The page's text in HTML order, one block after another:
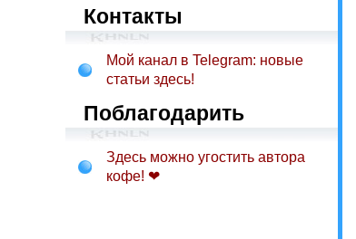
Контакты
Мой канал в Telegram: новые
статьи здесь!
Поблагодарить
Здесь можно угостить автора
кофе! ❤